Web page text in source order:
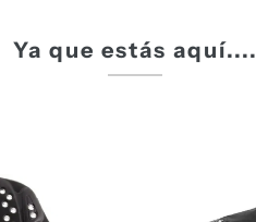
Ya que estás aquí....